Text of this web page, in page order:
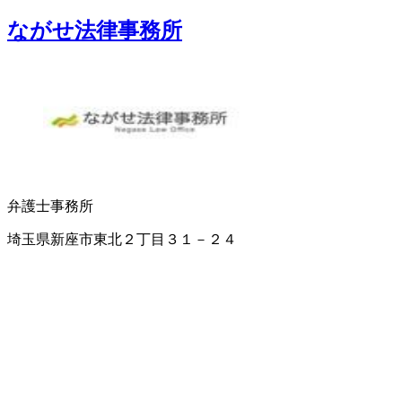
ながせ法律事務所
弁護士事務所
埼玉県新座市東北２丁目３１－２４